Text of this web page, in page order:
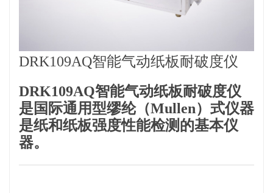
DRK109AQ智能气动纸板耐破度仪
DRK109AQ智能气动纸板耐破度仪
是国际通用型缪纶（Mullen）式仪器
是纸和纸板强度性能检测的基本仪
器。